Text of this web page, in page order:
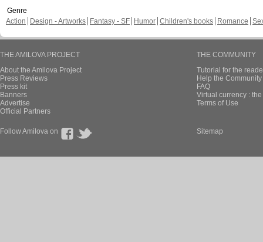
Genre
Action
Design - Artworks Fantasy - SF Humor Children's books Romance
THE AMILOVA PROJECT
About the Amilova Project
Press Reviews
Press kit
Banners
Advertise
Official Partners
THE COMMUNITY
Tutorial for the
Help the
FAQ
Virtual currency :
Terms of Use
Follow Amilova on Sitemap